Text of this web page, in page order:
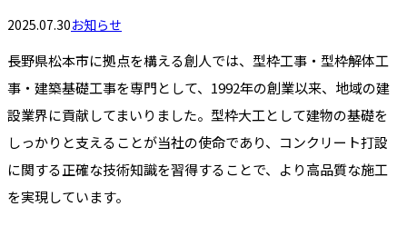
2025.07.30お知らせ
長野県松本市に拠点を構える創人では、型枠工事・型枠解体工
事・建築基礎工事を専門として、1992年の創業以来、地域の建
設業界に貢献してまいりました。型枠大工として建物の基礎を
しっかりと支えることが当社の使命であり、コンクリート打設
に関する正確な技術知識を習得することで、より高品質な施工
を実現しています。